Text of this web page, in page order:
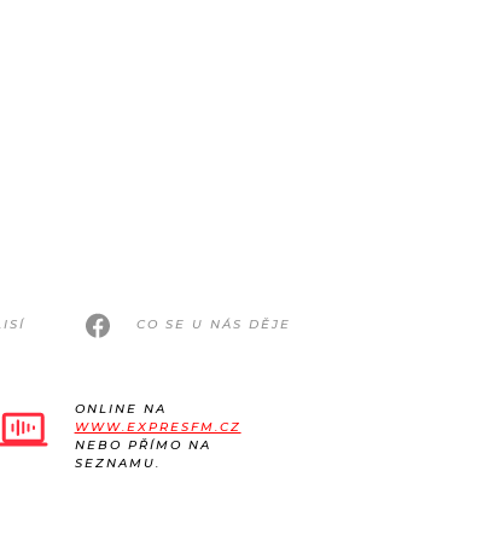
CO SE U NÁS DĚJE
ONLINE NA
WWW.EXPRESFM.CZ
NEBO PŘÍMO NA
SEZNAMU.